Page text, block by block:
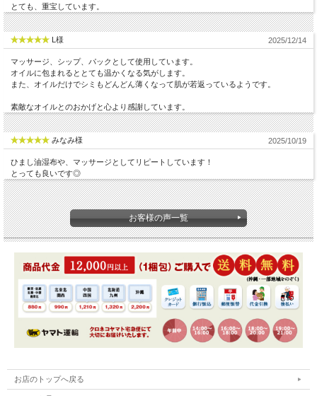
とても、重宝しています。
L様 2025/12/14
マッサージ、シップ、パックとして使用しています。
オイルに包まれるととても温かくなる気がします。
また、オイルだけでシミもどんどん薄くなって肌が若返っているようです。
素敵なオイルとのおかげと心より感謝しています。
みなみ様 2025/10/19
ひまし油湿布や、マッサージとしてリピートしています！
とっても良いです◎
お客様の声一覧
お店のトップへ戻る